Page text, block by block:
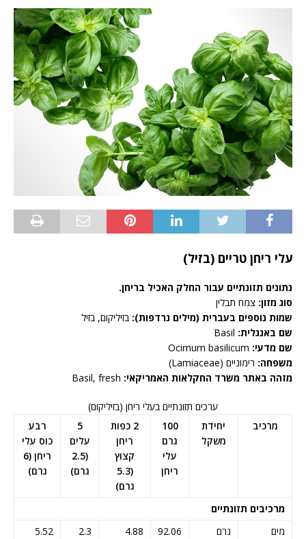
עלי ריחן טריים (בזיל)
נתונים תזונתיים עבור החלק האכיל בריחן.
סוג מזון: צמח תבלין
שמות נוספים בעברית (מילים נרדפות): בזיליקום, בזיל
שם באנגלית:
שם מדעי:
משפחה: רימוניים (Lamiaceae)
מזהה באתר משרד החקלאות האמריקאי:
ערכים תזונתיים בעלי ריחן (בזיליקום)
מרכיב
יחידת
משקל
100
גרם
עלי
ריחן
2 כפות
ריחן
קצוץ
(5.3
גרם)
5
עלים
(2.5
גרם)
רבע
כוס עלי
ריחן (6
גרם)
מרכיבים תזונתיים
מים
גרם 92.06
4.88
2.3
5.52